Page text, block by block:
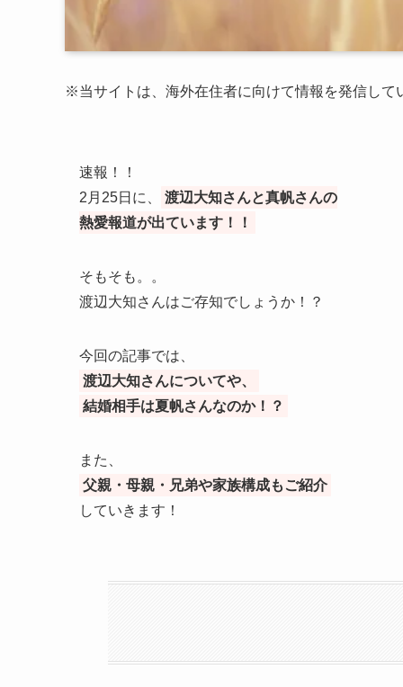
※当サイトは、海外在住者に向けて情報を発信して
速報！！
2月25日に、
渡辺大知さんと真帆さんの
熱愛報道が出ています！！
そもそも。。
渡辺大知さんはご存知でしょうか！？
今回の記事では、
渡辺大知さんについてや、
結婚相手は夏帆さんなのか！？
また、
父親・母親・兄弟や家族構成もご紹介
していきます！